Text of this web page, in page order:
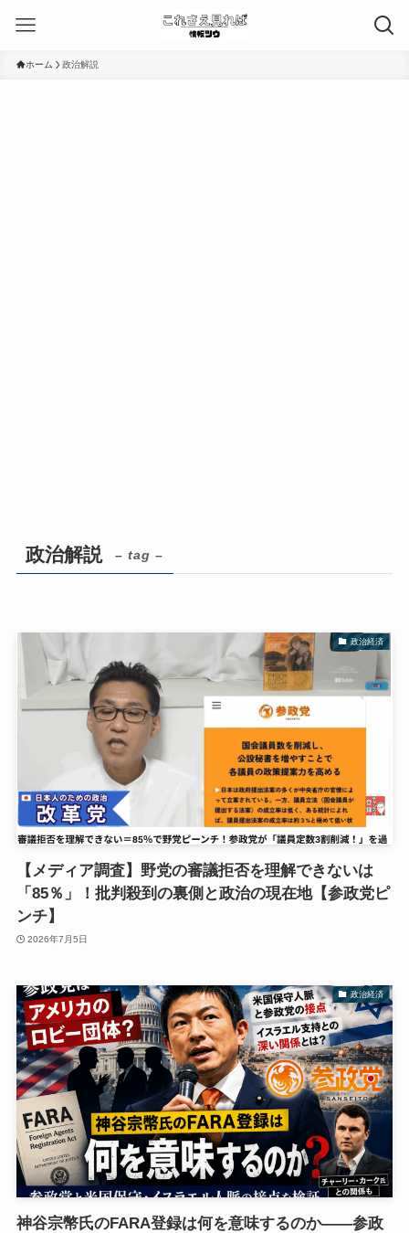
ホーム 政治解説
政治解説 – tag –
政治経済
【メディア調査】野党の審議拒否を理解できないは
「85％」！批判殺到の裏側と政治の現在地【参政党ピ
ンチ】
2026年7月5日
政治経済
神谷宗幣氏のFARA登録は何を意味するのか――参政